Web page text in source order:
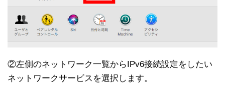
②左側のネットワーク一覧からIPv6接続設定をしたい
ネットワークサービスを選択します。